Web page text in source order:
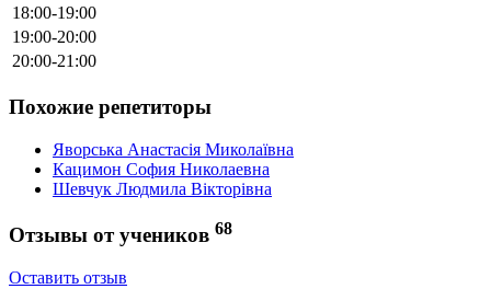
18:00-19:00
19:00-20:00
20:00-21:00
Похожие репетиторы
Яворська Анастасія Миколаївна
Кацимон София Николаевна
Шевчук Людмила Вікторівна
Отзывы от учеников 68
Оставить отзыв